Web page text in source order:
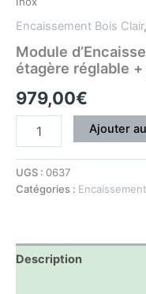
Encaissement Bois Clair,
Module
étagère réglable
979,00€
Ajouter
UGS : 0637
Catégories :
Description